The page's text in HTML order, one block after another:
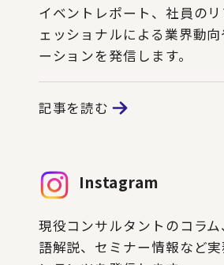
イベントレポート、社員の
ェッショナルによる業界動
ーションを発信します。
記事を読む
Instagram
現役コンサルタントのコラ
語解説、セミナー情報など